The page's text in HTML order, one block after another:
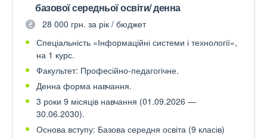
базової середньої освіти/ денна
28 000 грн. за рік / бюджет
Спеціальність «Інформаційні системи і технології»,
на 1 курс.
Факультет: Професійно-педагогічне.
Денна форма навчання.
3 роки 9 місяців навчання (01.09.2026 —
30.06.2030).
Основа вступу: Базова середня освіта (9 класів)